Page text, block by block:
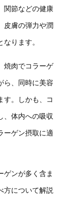
関節などの健康
皮膚の弾力や潤
ります。
焼肉でコラーゲ
ら、同時に美容
す。しかも、コ
、体内への吸収
ーゲン摂取に適
ゲンが多く含ま
方について解説